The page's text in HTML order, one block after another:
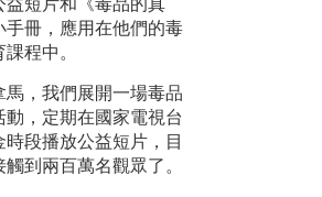
手冊，應用在他們的毒
程中。
馬，我們展開一場毒品
動，定期在國家電視台
時段播放公益短片，目
觸到兩百萬名觀眾了。